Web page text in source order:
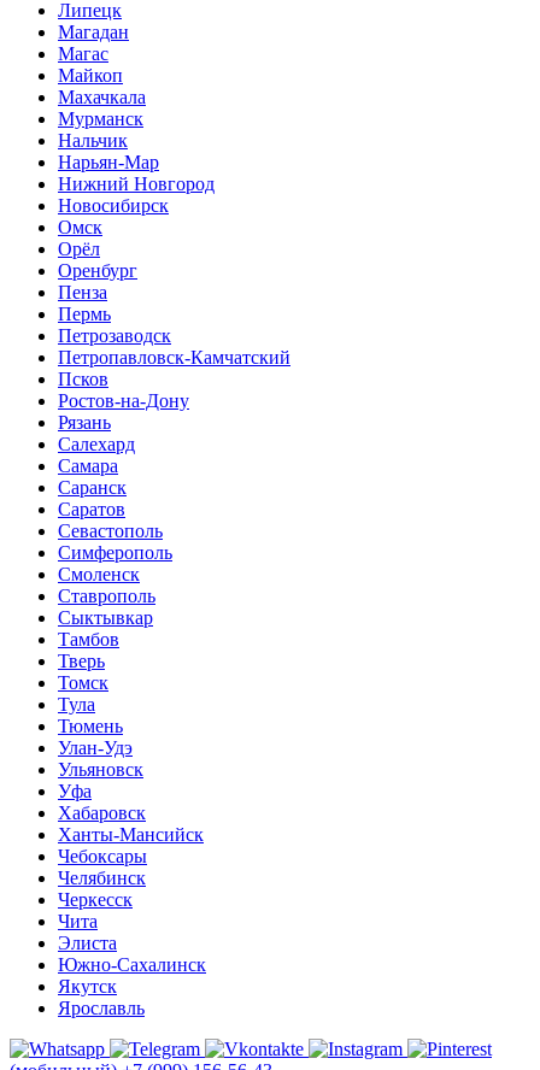
Липецк
Магадан
Магас
Майкоп
Махачкала
Мурманск
Нальчик
Нарьян-Мар
Нижний Новгород
Новосибирск
Омск
Орёл
Оренбург
Пенза
Пермь
Петрозаводск
Петропавловск-Камчатский
Псков
Ростов-на-Дону
Рязань
Салехард
Самара
Саранск
Саратов
Севастополь
Симферополь
Смоленск
Ставрополь
Сыктывкар
Тамбов
Тверь
Томск
Тула
Тюмень
Улан-Удэ
Ульяновск
Уфа
Хабаровск
Ханты-Мансийск
Чебоксары
Челябинск
Черкесск
Чита
Элиста
Южно-Сахалинск
Якутск
Ярославль